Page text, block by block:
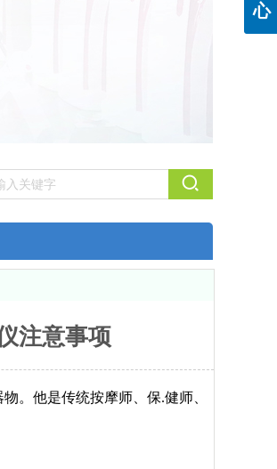
注意事项
。他是传统按摩师、保.健师、
心